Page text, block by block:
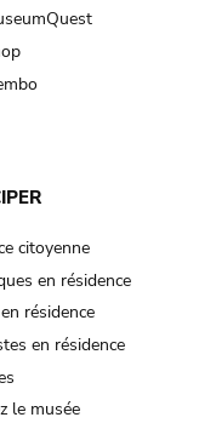
citoyenne
en résidence
résidence
en résidence
le musée